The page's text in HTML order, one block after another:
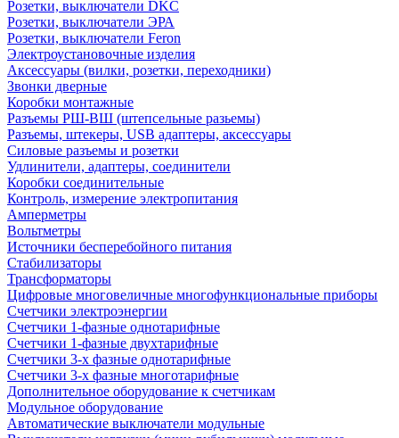
Розетки, выключатели DKC
Розетки, выключатели ЭРА
Розетки, выключатели Feron
Электроустановочные изделия
Аксессуары (вилки, розетки, переходники)
Звонки дверные
Коробки монтажные
Разъемы РШ-ВШ (штепсельные разьемы)
Разъемы, штекеры, USB адаптеры, аксессуары
Силовые разъемы и розетки
Удлинители, адаптеры, соединители
Коробки соединительные
Контроль, измерение электропитания
Амперметры
Вольтметры
Источники бесперебойного питания
Стабилизаторы
Трансформаторы
Цифровые многовеличные многофункциональные приборы
Счетчики электроэнергии
Счетчики 1-фазные однотарифные
Счетчики 1-фазные двухтарифные
Счетчики 3-х фазные однотарифные
Счетчики 3-х фазные многотарифные
Дополнительное оборудование к счетчикам
Модульное оборудование
Автоматические выключатели модульные